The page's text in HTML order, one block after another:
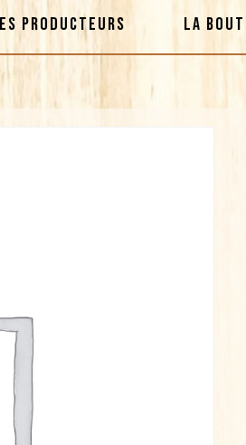
PRODUCTEURS LA